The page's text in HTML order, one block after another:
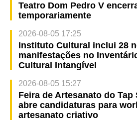
Teatro Dom Pedro V
temporariamente
2026-08-05 17:25
Instituto Cultural inclui 28
manifestações no
Cultural Intangível
2026-08-05 15:27
Feira de Artesanato do
abre candidaturas para
artesanato criativo